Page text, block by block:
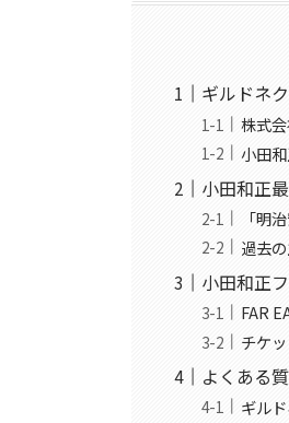
ギルドネ
株式
小田
小田和正
「明
過去
小田和正
FAR
チケ
よくある
ギル